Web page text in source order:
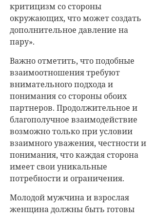
критицизм со стороны
окружающих, что может создать
дополнительное давление на
пару».
Важно отметить, что подобные
взаимоотношения требуют
внимательного подхода и
понимания со стороны обоих
партнеров. Продолжительное и
благополучное взаимодействие
возможно только при условии
взаимного уважения, честности и
понимания, что каждая сторона
имеет свои уникальные
потребности и ограничения.
Молодой мужчина и взрослая
женщина должны быть готовы